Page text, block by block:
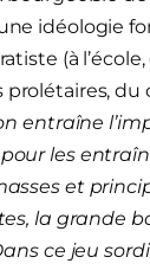
idéologie
(à
du
entraîne
les
et
la grande
ce jeu